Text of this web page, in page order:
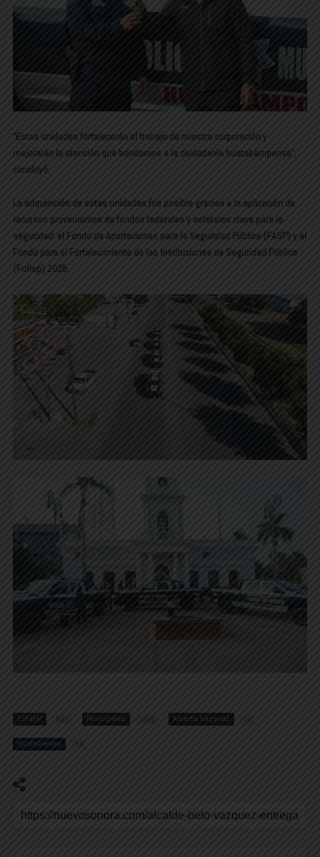
“Estas unidades fortalecerán el trabajo de nuestra corporación y
mejorarán la atención que brindamos a la ciudadanía huatabampense”,
concluyó.
La adquisición de estas unidades fue posible gracias a la aplicación de
recursos provenientes de fondos federales y estatales clave para la
seguridad: el Fondo de Aportaciones para la Seguridad Pública (FASP) y el
Fondo para el Fortalecimiento de las Instituciones de Seguridad Pública
(Fofisp) 2025.
Estatal 800 Principales 1485 Alberto Vázquez 10
Huatabampo 34